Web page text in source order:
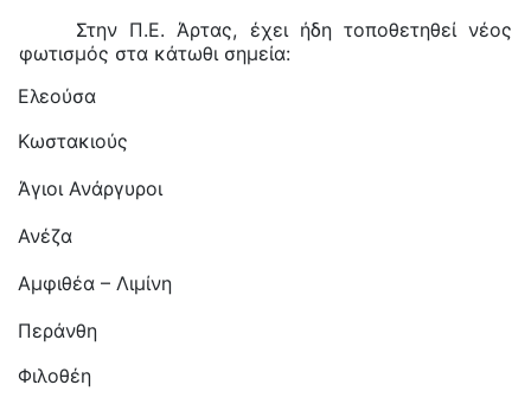
Στην Π.Ε. Άρτας, έχει ήδη τοποθετηθεί νέος
φωτισμός στα κάτωθι σημεία:
Ελεούσα
Κωστακιούς
Άγιοι Ανάργυροι
Ανέζα
Αμφιθέα – Λιμίνη
Περάνθη
Φιλοθέη